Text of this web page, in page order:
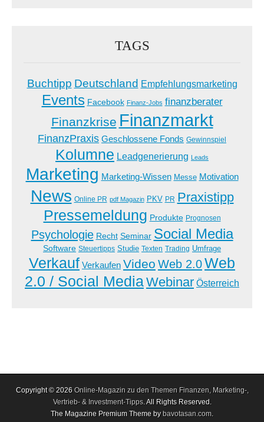
TAGS
Buchtipp Deutschland Empfehlungsmarketing
Events Facebook Finanz-Jobs finanzberater
Finanzkrise Finanzmarkt
FinanzPraxis Geschlossene Fonds Gewinnspiel
Kolumne Leadgenerierung Leads
Marketing Marketing-Wissen Messe Motivation
News Online PR pdf Magazin PKV PR Praxistipp
Pressemeldung Produkte Prognosen
Psychologie Recht Seminar Social Media
Software Steuertipps Studie Texten Trading Umfrage
Verkauf Verkaufen Video Web 2.0Web
2.0 / Social MediaWebinar Österreich
Copyright © 2026 Online-Magazin zu den Themen Finanzen, Marketing-,
Vertrieb- & Investment-Tipps. All Rights Reserved.
The Magazine Premium Theme by bavotasan.com.